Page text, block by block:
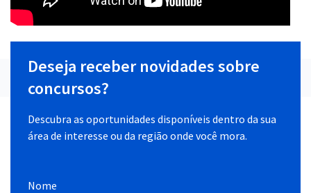
Deseja receber novidades sobre
concursos?
Descubra as oportunidades disponíveis dentro da sua
área de interesse ou da região onde você mora.
Nome